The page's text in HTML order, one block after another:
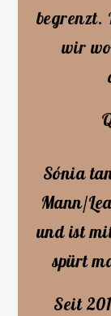
begrenzt.
wir
Sónia
Mann/
und ist
spürt
Seit